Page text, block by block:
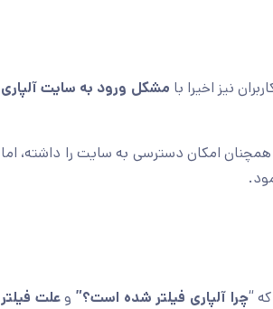
نیز اخیرا با مشکل ورود به سایت آلپاری
همچنان امکان دسترسی به سایت را داشته، اما
“چرا آلپاری فیلتر شده است؟” وعلت فیلتر